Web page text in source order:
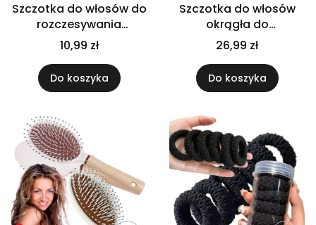
Szczotka do włosów do
rozczesywania
ażurowa z rączką do
czesania lekka 23cm
10,99 zł
Do koszyka
Szczotka do włosów
okrągła do
modelowania
układania stylizacji
fryzur
26,99 zł
Do koszyka